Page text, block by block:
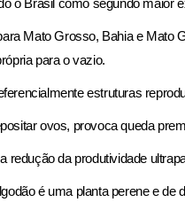
o Brasil como segundo maior
Mato Grosso, Bahia e Mato
para o vazio.
estruturas
ovos, provoca queda
redução da produtividade
é uma planta perene e